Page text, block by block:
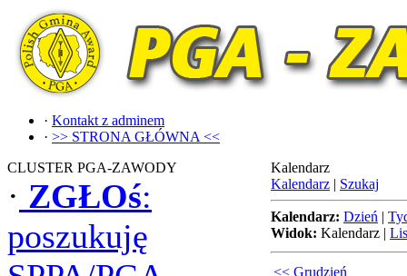
· Kontakt z adminem
· >> STRONA GŁÓWNA <<
CLUSTER PGA-ZAWODY
· ZGŁOś:
poszukuję
Kalendarz
Kalendarz | Szukaj
Kalendarz: Dzień |
Widok: Kalendarz |
<< Grudzień